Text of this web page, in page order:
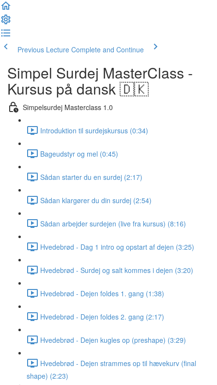
Previous Lecture Complete and Continue
Simpel Surdej MasterClass -
Kursus på dansk 🇩🇰
Simpelsurdej Masterclass 1.0
Introduktion til surdejskursus (0:34)
Bageudstyr og mel (0:45)
Sådan starter du en surdej (2:17)
Sådan klargører du din surdej (2:54)
Sådan arbejder surdejen (live fra kursus) (8:16)
Hvedebrød - Dag 1 intro og opstart af dejen (3:25)
Hvedebrød - Surdej og salt kommes i dejen (3:20)
Hvedebrød - Dejen foldes 1. gang (1:38)
Hvedebrød - Dejen foldes 2. gang (2:17)
Hvedebrød - Dejen kugles op (preshape) (3:29)
Hvedebrød - Dejen strammes op til hævekurv (final
shape) (2:23)